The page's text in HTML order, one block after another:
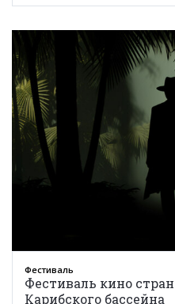
Фестиваль
Фестиваль кино
Карибского бассейна